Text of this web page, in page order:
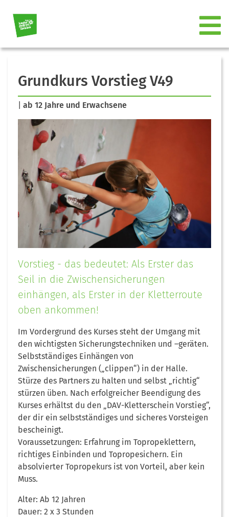
Grundkurs Vorstieg V49
ab 12 Jahre und Erwachsene
Vorstieg - das bedeutet: Als Erster das
Seil in die Zwischensicherungen
einhängen, als Erster in der Kletterroute
oben ankommen!
Im Vordergrund des Kurses steht der Umgang mit
den wichtigsten Sicherungstechniken und –geräten.
Selbstständiges Einhängen von
Zwischensicherungen („clippen“) in der Halle.
Stürze des Partners zu halten und selbst „richtig“
stürzen üben. Nach erfolgreicher Beendigung des
Kurses erhältst du den „DAV-Kletterschein Vorstieg“,
der dir ein selbstständiges und sicheres Vorsteigen
bescheinigt.
Voraussetzungen: Erfahrung im Topropeklettern,
richtiges Einbinden und Topropesichern. Ein
absolvierter Topropekurs ist von Vorteil, aber kein
Muss.
Alter: Ab 12 Jahren
Dauer: 2 x 3 Stunden